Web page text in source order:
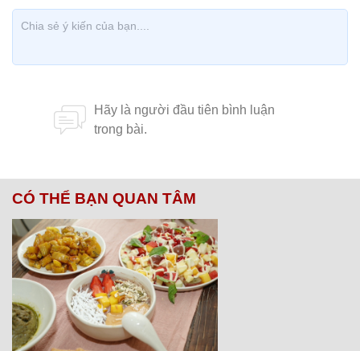
CÓ THỂ BẠN QUAN TÂM